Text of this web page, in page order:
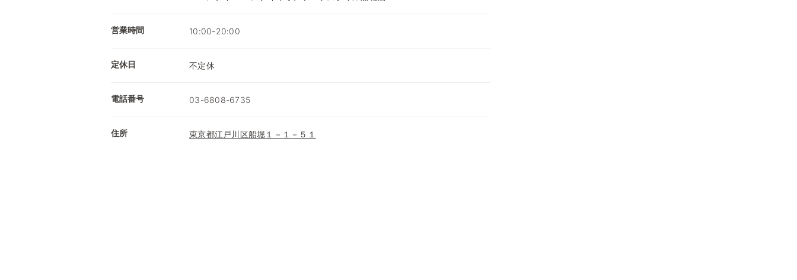
営業時間 10:00-20:00
定休日 不定休
電話番号 03-6808-6735
住所 東京都江戸川区船堀１－１－５１